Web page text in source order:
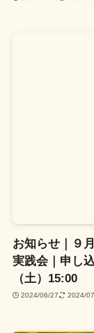
お知らせ｜９
実践会｜申し
（土）15:00
2024/06/27 2024/